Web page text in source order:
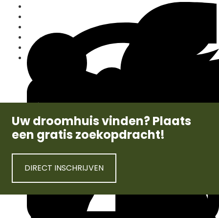
Uw droomhuis vinden? Plaats
een gratis zoekopdracht!
DIRECT INSCHRIJVEN